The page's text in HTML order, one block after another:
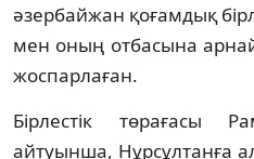
әзербайжан қоғамдық
мен оның отбасына
жоспарлаған.
Бірлестік төрағасы
айтуынша, Нұрсұлтанға